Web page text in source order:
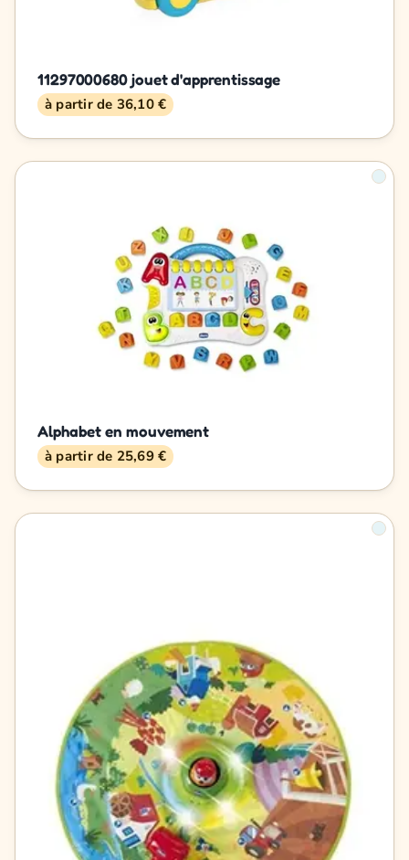
11297000680 jouet d'apprentissage
à partir de 36,10 €
Alphabet en mouvement
à partir de 25,69 €